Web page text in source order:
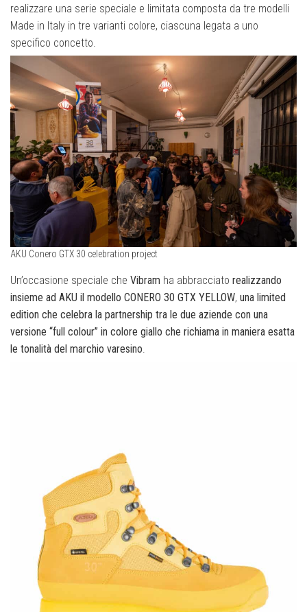
realizzare una serie speciale e limitata composta da tre modelli
Made in Italy in tre varianti colore, ciascuna legata a uno
specifico concetto.
AKU Conero GTX 30 celebration project
Un’occasione speciale che Vibram ha abbracciato realizzando
insieme ad AKU il modello CONERO 30 GTX YELLOW, una limited
edition che celebra la partnership tra le due aziende con una
versione “full colour” in colore giallo che richiama in maniera esatta
le tonalità del marchio varesino